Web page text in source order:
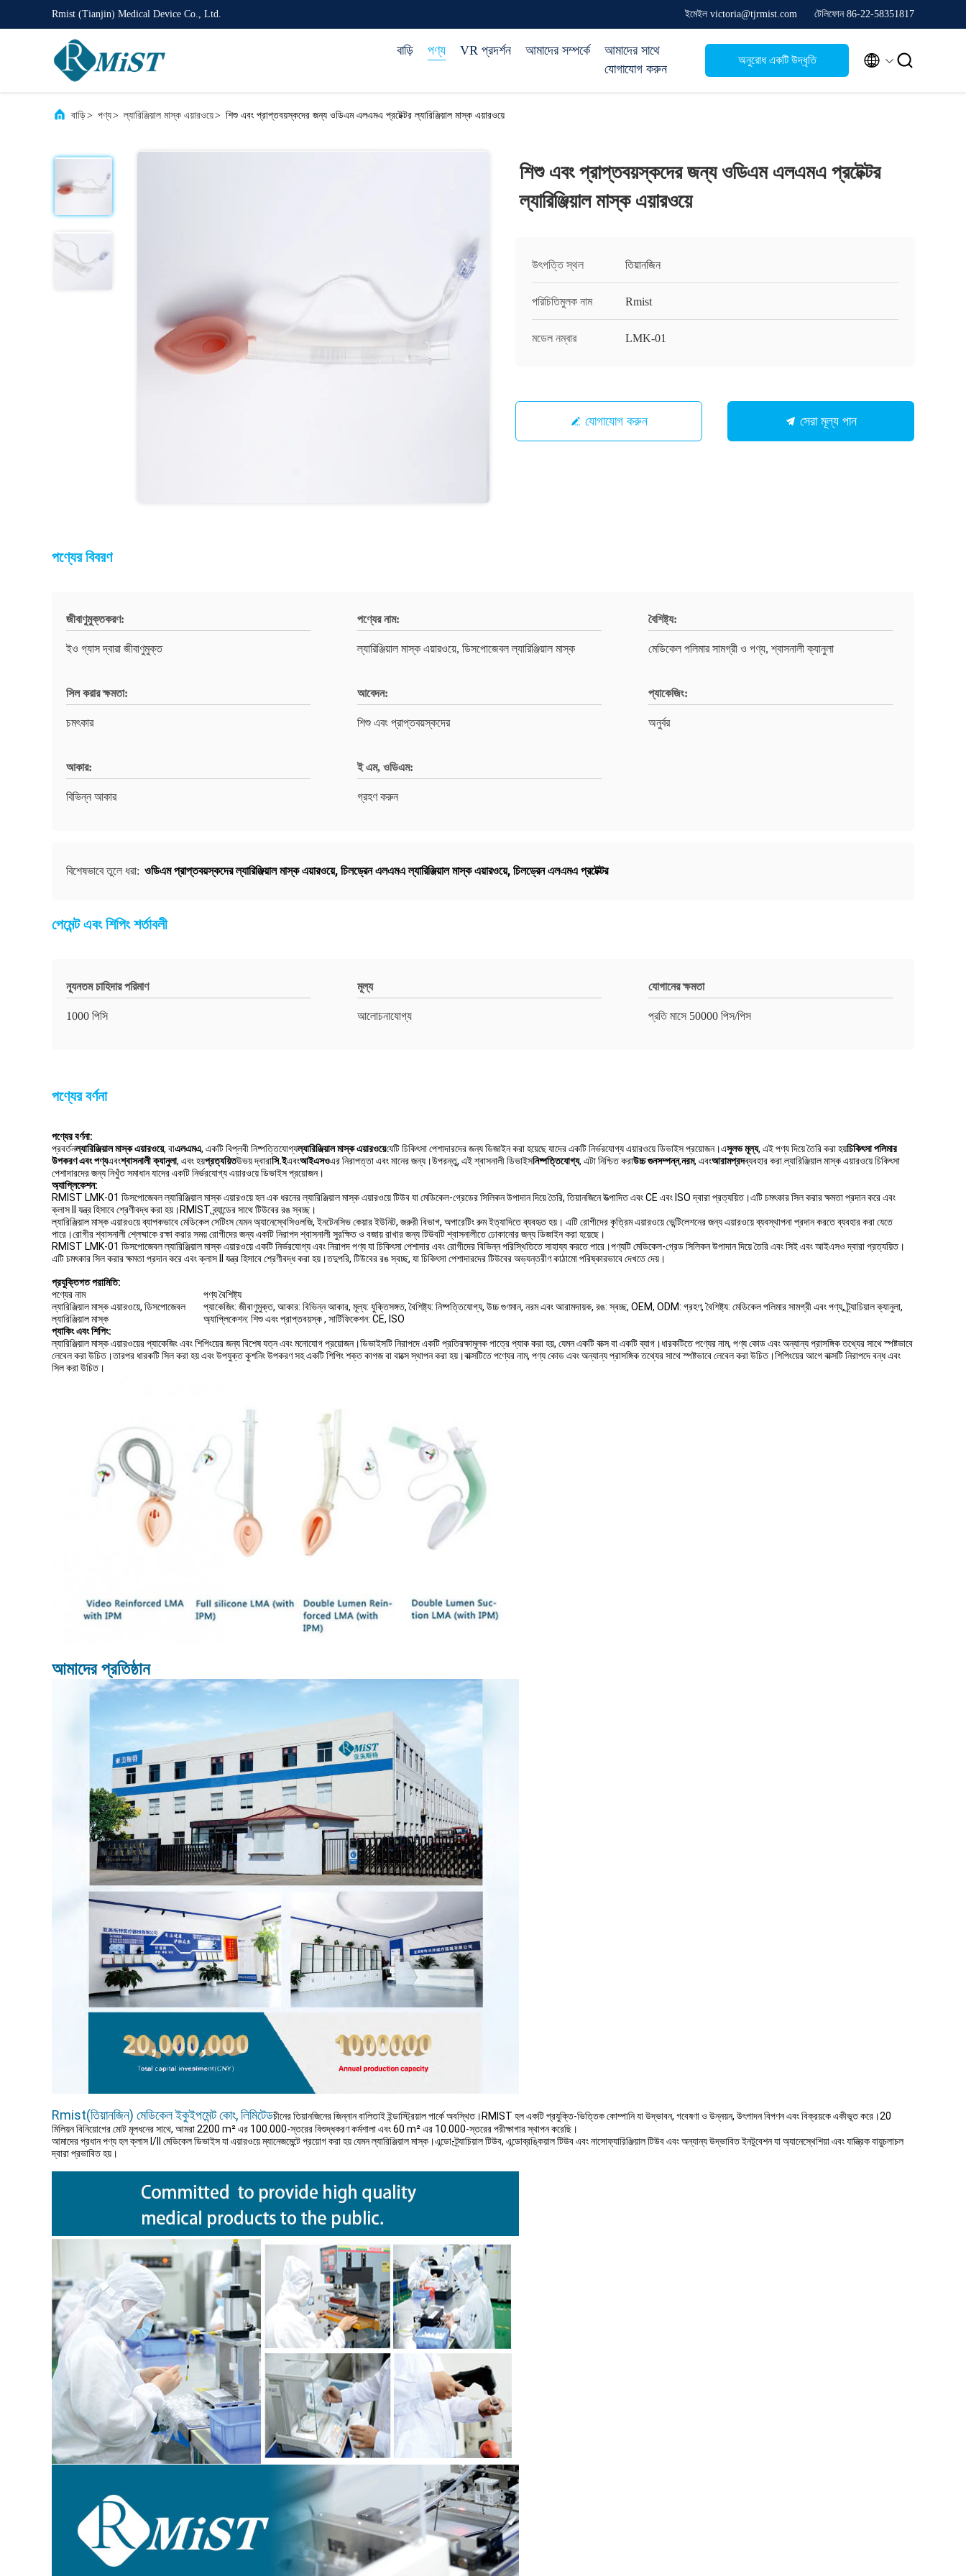
Rmist (Tianjin) Medical Device Co., Ltd. ইমেইল victoria@tjrmist.com টেলিফোন 86-22-58351817
বাড়ি পণ্য VR প্রদর্শন আমাদের সম্পর্কে
আমাদের সাথে
যোগাযোগ করুন
অনুরোধ একটি উদ্ধৃতি  
বাড়ি> পণ্য> ল্যারিঞ্জিয়াল মাস্ক এয়ারওয়ে> শিশু এবং প্রাপ্তবয়স্কদের জন্য ওডিএম এলএমএ প্রটেক্টর ল্যারিঞ্জিয়াল মাস্ক এয়ারওয়ে
শিশু এবং প্রাপ্তবয়স্কদের জন্য ওডিএম এলএমএ প্রটেক্টর
ল্যারিঞ্জিয়াল মাস্ক এয়ারওয়ে
উৎপত্তি স্থল তিয়ানজিন
পরিচিতিমুলক নাম Rmist
মডেল নম্বার LMK-01
যোগাযোগ করুন সেরা মূল্য পান
পণ্যের বিবরণ
জীবাণুমুক্তকরণ:
ইও গ্যাস দ্বারা জীবাণুমুক্ত
পণ্যের নাম:
ল্যারিঞ্জিয়াল মাস্ক এয়ারওয়ে, ডিসপোজেবল ল্যারিঞ্জিয়াল মাস্ক
বৈশিষ্ট্য:
মেডিকেল পলিমার সামগ্রী ও পণ্য, শ্বাসনালী ক্যানুলা
সিল করার ক্ষমতা:
চমৎকার
আবেদন:
শিশু এবং প্রাপ্তবয়স্কদের
প্যাকেজিং:
অনুর্বর
আকার:
বিভিন্ন আকার
ই এম, ওডিএম:
গ্রহণ করুন
বিশেষভাবে তুলে ধরা: ওডিএম প্রাপ্তবয়স্কদের ল্যারিঞ্জিয়াল মাস্ক এয়ারওয়ে, চিলড্রেন এলএমএ ল্যারিঞ্জিয়াল মাস্ক এয়ারওয়ে, চিলড্রেন এলএমএ প্রটেক্টর
পেমেন্ট এবং শিপিং শর্তাবলী
ন্যূনতম চাহিদার পরিমাণ
1000 পিসি
মূল্য
আলোচনাযোগ্য
যোগানের ক্ষমতা
প্রতি মাসে 50000 পিস/পিস
পণ্যের বর্ণনা
পণ্যের বর্ণনা:
প্রবর্তনল্যারিঞ্জিয়াল মাস্ক এয়ারওয়ে, বাএলএমএ, একটি বিপ্লবী নিষ্পত্তিযোগ্যল্যারিঞ্জিয়াল মাস্ক এয়ারওয়েযেটি চিকিৎসা পেশাদারদের জন্য ডিজাইন করা হয়েছে যাদের একটি নির্ভরযোগ্য এয়ারওয়ে ডিভাইস প্রয়োজন।এসুলভ মূল্য, এই পণ্য দিয়ে তৈরি করা হয়চিকিৎসা পলিমার
উপকরণ এবং পণ্যএবংশ্বাসনালী ক্যানুলা, এবং হয়প্রত্যয়িতউভয় দ্বারাসি.ইএবংআইএসওএর নিরাপত্তা এবং মানের জন্য।উপরন্তু, এই শ্বাসনালী ডিভাইসনিষ্পত্তিযোগ্য, এটা নিশ্চিত করাউচ্চ গুনসম্পন্ন,নরম, এবংআরামপ্রদব্যবহার করা.ল্যারিঞ্জিয়াল মাস্ক এয়ারওয়ে চিকিৎসা
পেশাদারদের জন্য নিখুঁত সমাধান যাদের একটি নির্ভরযোগ্য এয়ারওয়ে ডিভাইস প্রয়োজন।
অ্যাপ্লিকেশন:
RMIST LMK-01 ডিসপোজেবল ল্যারিঞ্জিয়াল মাস্ক এয়ারওয়ে হল এক ধরনের ল্যারিঞ্জিয়াল মাস্ক এয়ারওয়ে টিউব যা মেডিকেল-গ্রেডের সিলিকন উপাদান দিয়ে তৈরি, তিয়ানজিনে উত্পাদিত এবং CE এবং ISO দ্বারা প্রত্যয়িত।এটি চমৎকার সিল করার ক্ষমতা প্রদান করে এবং
ক্লাস II যন্ত্র হিসাবে শ্রেণীবদ্ধ করা হয়।RMIST ব্র্যান্ডের সাথে টিউবের রঙ স্বচ্ছ।
ল্যারিঞ্জিয়াল মাস্ক এয়ারওয়ে ব্যাপকভাবে মেডিকেল সেটিংস যেমন অ্যানেস্থেসিওলজি, ইনটেনসিভ কেয়ার ইউনিট, জরুরী বিভাগ, অপারেটিং রুম ইত্যাদিতে ব্যবহৃত হয়। এটি রোগীদের কৃত্রিম এয়ারওয়ে ভেন্টিলেশনের জন্য এয়ারওয়ে ব্যবস্থাপনা প্রদান করতে ব্যবহার করা যেতে
পারে।রোগীর শ্বাসনালী শ্লেষ্মাকে রক্ষা করার সময় রোগীদের জন্য একটি নিরাপদ শ্বাসনালী সুরক্ষিত ও বজায় রাখার জন্য টিউবটি শ্বাসনালীতে ঢোকানোর জন্য ডিজাইন করা হয়েছে।
RMIST LMK-01 ডিসপোজেবল ল্যারিঞ্জিয়াল মাস্ক এয়ারওয়ে একটি নির্ভরযোগ্য এবং নিরাপদ পণ্য যা চিকিৎসা পেশাদার এবং রোগীদের বিভিন্ন পরিস্থিতিতে সাহায্য করতে পারে।পণ্যটি মেডিকেল-গ্রেড সিলিকন উপাদান দিয়ে তৈরি এবং সিই এবং আইএসও দ্বারা প্রত্যয়িত।
এটি চমৎকার সিল করার ক্ষমতা প্রদান করে এবং ক্লাস II যন্ত্র হিসাবে শ্রেণীবদ্ধ করা হয়।তদুপরি, টিউবের রঙ স্বচ্ছ, যা চিকিৎসা পেশাদারদের টিউবের অভ্যন্তরীণ কাঠামো পরিষ্কারভাবে দেখতে দেয়।
প্রযুক্তিগত পরামিতি:
পণ্যের নাম
পণ্য বৈশিষ্ট্য
ল্যারিঞ্জিয়াল মাস্ক এয়ারওয়ে, ডিসপোজেবল
ল্যারিঞ্জিয়াল মাস্ক
প্যাকেজিং: জীবাণুমুক্ত, আকার: বিভিন্ন আকার, মূল্য: যুক্তিসঙ্গত, বৈশিষ্ট্য: নিষ্পত্তিযোগ্য, উচ্চ গুণমান, নরম এবং আরামদায়ক, রঙ: স্বচ্ছ, OEM, ODM: গ্রহণ, বৈশিষ্ট্য: মেডিকেল পলিমার সামগ্রী এবং পণ্য, ট্র্যাচিয়াল ক্যানুলা,
অ্যাপ্লিকেশন: শিশু এবং প্রাপ্তবয়স্ক , সার্টিফিকেশন: CE, ISO
প্যাকিং এবং শিপিং:
ল্যারিঞ্জিয়াল মাস্ক এয়ারওয়ের প্যাকেজিং এবং শিপিংয়ের জন্য বিশেষ যত্ন এবং মনোযোগ প্রয়োজন।ডিভাইসটি নিরাপদে একটি প্রতিরক্ষামূলক পাত্রে প্যাক করা হয়, যেমন একটি বাক্স বা একটি ব্যাগ।ধারকটিতে পণ্যের নাম, পণ্য কোড এবং অন্যান্য প্রাসঙ্গিক তথ্যের সাথে স্পষ্টভাবে
লেবেল করা উচিত।তারপর ধারকটি সিল করা হয় এবং উপযুক্ত কুশনিং উপকরণ সহ একটি শিপিং শক্ত কাগজ বা বাক্সে স্থাপন করা হয়।বাক্সটিতে পণ্যের নাম, পণ্য কোড এবং অন্যান্য প্রাসঙ্গিক তথ্যের সাথে স্পষ্টভাবে লেবেল করা উচিত।শিপিংয়ের আগে বাক্সটি নিরাপদে বন্ধ এবং
সিল করা উচিত।
আমাদের প্রতিষ্ঠান
Rmist(তিয়ানজিন) মেডিকেল ইকুইপমেন্ট কোং, লিমিটেডচীনের তিয়ানজিনের জিন্নান বালিতাই ইন্ডাস্ট্রিয়াল পার্কে অবস্থিত।RMIST হল একটি প্রযুক্তি-ভিত্তিক কোম্পানি যা উদ্ভাবন, গবেষণা ও উন্নয়ন, উৎপাদন বিপণন এবং বিক্রয়কে একীভূত করে।20
মিলিয়ন বিনিয়োগের মোট মূলধনের সাথে, আমরা 2200 m² এর 100.000-স্তরের বিশুদ্ধকরণ কর্মশালা এবং 60 m² এর 10.000-স্তরের পরীক্ষাগার স্থাপন করেছি।
আমাদের প্রধান পণ্য হল ক্লাস I/ll মেডিকেল ডিভাইস যা এয়ারওয়ে ম্যানেজমেন্টে প্রয়োগ করা হয় যেমন ল্যারিঞ্জিয়াল মাস্ক।এন্ডো-ট্র্যাচিয়াল টিউব, এন্ডোব্রঙ্কিয়াল টিউব এবং নাসোফ্যারিঞ্জিয়াল টিউব এবং অন্যান্য উদ্ভাবিত ইনটুবেশন যা অ্যানেস্থেশিয়া এবং যান্ত্রিক বায়ুচলাচল
দ্বারা প্রভাবিত হয়।